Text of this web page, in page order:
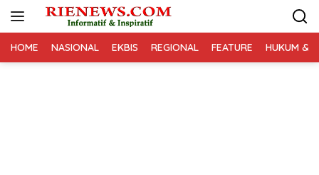
HOME NASIONAL EKBIS REGIONAL FEATURE HUKUM &